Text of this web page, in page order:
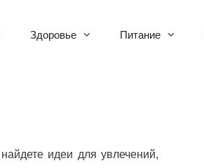
Здоровье Питание
идеи для увлечений,